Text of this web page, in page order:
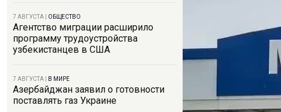
7 АВГУСТА ОБЩЕСТВО
Агентство миграции расширило
программу трудоустройства
узбекистанцев в США
7 АВГУСТА В МИРЕ
Азербайджан заявил о готовности
поставлять газ Украине